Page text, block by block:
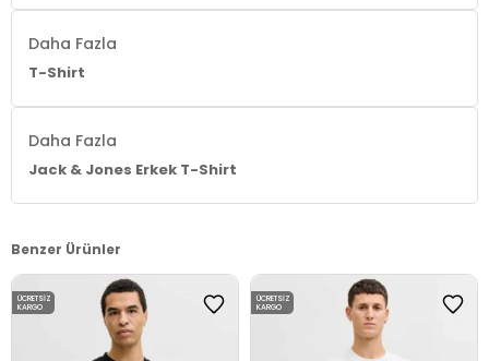
Daha Fazla
T-Shirt
Daha Fazla
Jack & Jones Erkek T-Shirt
Benzer Ürünler
ÜCRETSIZ
KARGO
ÜCRETSIZ
KARGO